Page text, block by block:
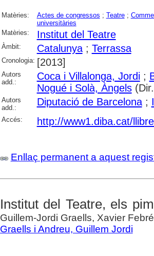
Matèries: Actes de congressos ; Teatre;
universitàries
Matèries:
Institut del Teatre
Àmbit: Catalunya; Terrassa
Cronologia: [2013]
Autors
add.:
Coca i Villalonga, Jordi;
Nogué i Solà, Àngels
Autors
add.:
Diputació de Barcelona;
Accés: http://www1.diba.cat/
Enllaç permanent a aquest
Institut del Teatre, els
Guillem-Jordi Graells, Xavier
Graells i Andreu, Guillem Jordi